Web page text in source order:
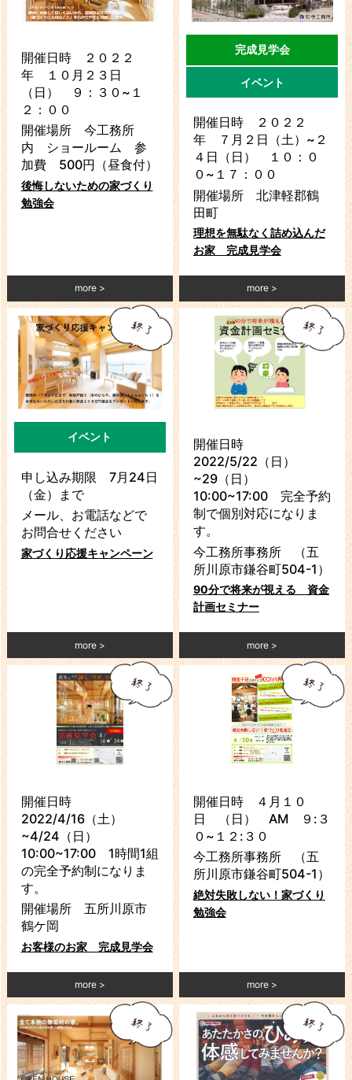
開催日時 ２０２２
年 １０月２３日
（日） ９：３０~１
２：００
開催場所 今工務所
内 ショールーム 参
加費 500円（昼食付）
後悔しないための家づくり
勉強会
more
完成見学会
イベント
開催日時 ２０２２
年 ７月２日（土）~２
４日（日） １０：０
０~１７：００
開催場所 北津軽郡鶴
田町
理想を無駄なく詰め込んだ
お家 完成見学会
more
イベント
申し込み期限 7月24日
（金）まで
メール、お電話などで
お問合せください
家づくり応援キャンペーン
more
開催日時
2022/5/22（日）
~29（日）
10:00~17:00 完全予約
制で個別対応になりま
す。
今工務所事務所 （五
所川原市鎌谷町504-1）
90分で将来が視える 資金
計画セミナー
more
開催日時
2022/4/16（土）
~4/24（日）
10:00~17:00 1時間1組
の完全予約制になりま
す。
開催場所 五所川原市
鶴ケ岡
お客様のお家 完成見学会
more
開催日時 ４月１０
日 （日） AM ９:３
０~１２:３０
今工務所事務所 （五
所川原市鎌谷町504-1）
絶対失敗しない！家づくり
勉強会
more